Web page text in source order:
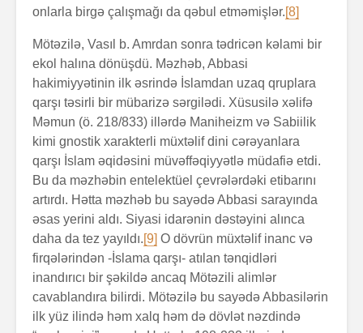
onlarla birgə çalışmağı da qəbul etməmişlər.[8]
Mötəzilə, Vasıl b. Amrdan sonra tədricən kəlami bir
ekol halına dönüşdü. Məzhəb, Abbasi
hakimiyyətinin ilk əsrində İslamdan uzaq qruplara
qarşı təsirli bir mübarizə sərgilədi. Xüsusilə xəlifə
Məmun (ö. 218/833) illərdə Maniheizm və Sabiilik
kimi gnostik xarakterli müxtəlif dini cərəyanlara
qarşı İslam əqidəsini müvəffəqiyyətlə müdafiə etdi.
Bu da məzhəbin entelektüel çevrələrdəki etibarını
artırdı. Hətta məzhəb bu sayədə Abbasi sarayında
əsas yerini aldı. Siyasi idarənin dəstəyini alınca
daha da tez yayıldı.[9] O dövrün müxtəlif inanc və
firqələrindən -İslama qarşı- atılan tənqidləri
inandırıcı bir şəkildə ancaq Mötəzili alimlər
cavablandıra bilirdi. Mötəzilə bu sayədə Abbasilərin
ilk yüz ilində həm xalq həm də dövlət nəzdində